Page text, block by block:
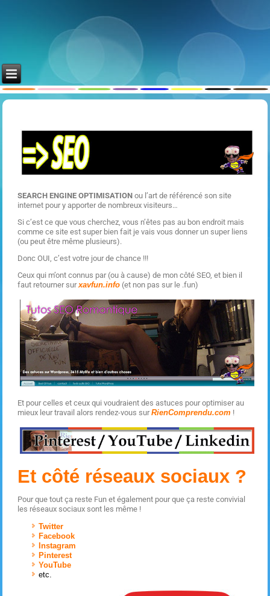
SEARCH ENGINE OPTIMISATION ou l’art de référencé son site
internet pour y apporter de nombreux visiteurs…
Si c’est ce que vous cherchez, vous n’êtes pas au bon endroit mais
comme ce site est super bien fait je vais vous donner un super liens
(ou peut être même plusieurs).
Donc OUI, c’est votre jour de chance !!!
Ceux qui m’ont connus par (ou à cause) de mon côté SEO, et bien il
faut retourner surxavfun.info (et non pas sur le .fun)
Et pour celles et ceux qui voudraient des astuces pour optimiser au
mieux leur travail alors rendez-vous surRienComprendu.com !
Et côté réseaux sociaux ?
Pour que tout ça reste Fun et également pour que ça reste convivial
les réseaux sociaux sont les même !
Twitter
Facebook
Instagram
Pinterest
YouTube
etc.